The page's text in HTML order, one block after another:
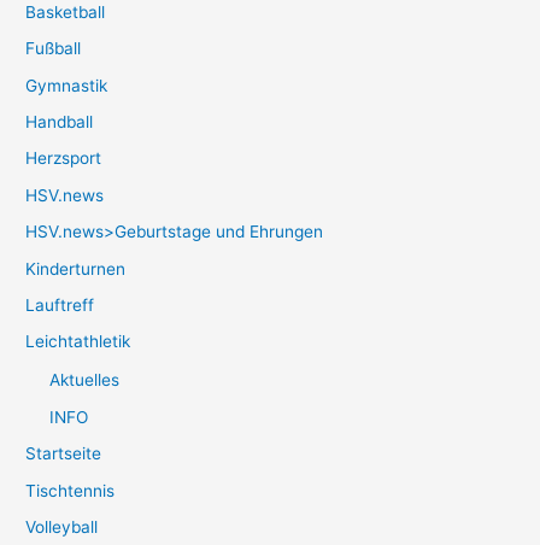
Basketball
Fußball
Gymnastik
Handball
Herzsport
HSV.news
HSV.news>Geburtstage und Ehrungen
Kinderturnen
Lauftreff
Leichtathletik
Aktuelles
INFO
Startseite
Tischtennis
Volleyball